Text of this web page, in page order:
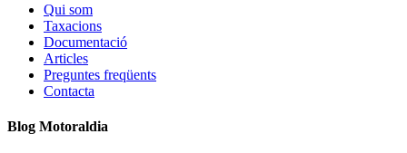
Qui som
Taxacions
Documentació
Articles
Preguntes freqüents
Contacta
Blog Motoraldia